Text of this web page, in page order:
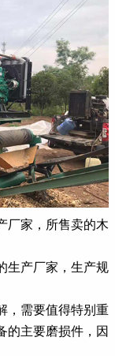
厂家，所售卖的木
生产厂家，生产规
，需要值得特别重
的主要磨损件，因